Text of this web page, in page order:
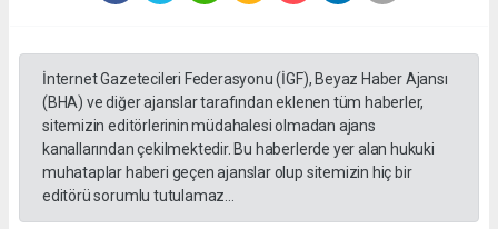
İnternet Gazetecileri Federasyonu (İGF), Beyaz Haber Ajansı
(BHA) ve diğer ajanslar tarafından eklenen tüm haberler,
sitemizin editörlerinin müdahalesi olmadan ajans
kanallarından çekilmektedir. Bu haberlerde yer alan hukuki
muhataplar haberi geçen ajanslar olup sitemizin hiç bir
editörü sorumlu tutulamaz...